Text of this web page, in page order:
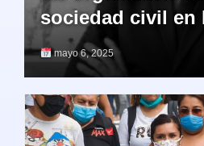
sociedad civil en
mayo 6, 2025